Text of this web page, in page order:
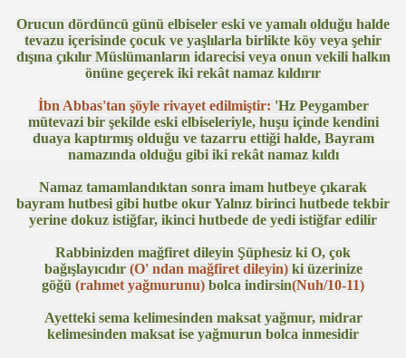
Orucun dördüncü günü elbiseler eski ve yamalı olduğu halde
tevazu içerisinde çocuk ve yaşlılarla birlikte köy veya şehir
dışına çıkılır Müslümanların idarecisi veya onun vekili halkın
önüne geçerek iki rekât namaz kıldırır
İbn Abbas'tan şöyle rivayet edilmiştir: 'Hz Peygamber
mütevazi bir şekilde eski elbiseleriyle, huşu içinde kendini
duaya kaptırmış olduğu ve tazarru ettiği halde, Bayram
namazında olduğu gibi iki rekât namaz kıldı
Namaz tamamlandıktan sonra imam hutbeye çıkarak
bayram hutbesi gibi hutbe okur Yalnız birinci hutbede tekbir
yerine dokuz istiğfar, ikinci hutbede de yedi istiğfar edilir
Rabbinizden mağfiret dileyin Şüphesiz ki O, çok
bağışlayıcıdır (O' ndan mağfiret dileyin) ki üzerinize
göğü (rahmet yağmurunu) bolca indirsin(Nuh/10-11)
Ayetteki sema kelimesinden maksat yağmur, midrar
kelimesinden maksat ise yağmurun bolca inmesidir
esnek piller geliştirildi
Eric Gerets, beyin kanaması geçirdiğini açıkladı.
Avrupa'nın Dilinde